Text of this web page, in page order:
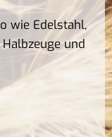
wie Edelstahl,
und